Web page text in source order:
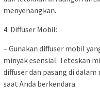
menyenangkan.
4. Diffuser Mobil:
– Gunakan diffuser mobil
minyak esensial. Teteskan
diffuser dan pasang di
saat Anda berkendara.